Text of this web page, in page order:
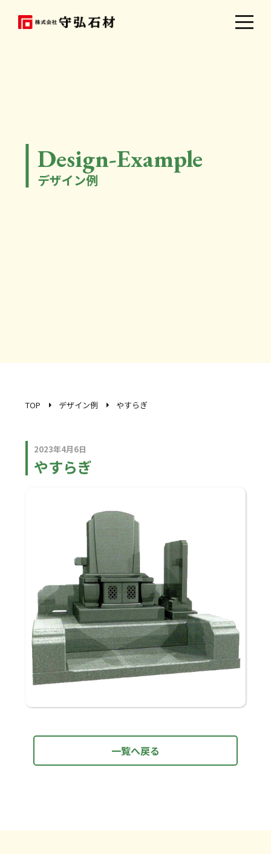
Design-Example
デザイン例
TOP デザイン例 やすらぎ
2023年4月6日
やすらぎ
一覧へ戻る